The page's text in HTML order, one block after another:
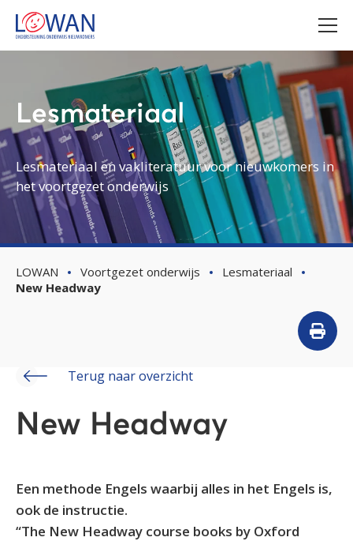
Lesmateriaal
Lesmateriaal en vakliteratuur voor nieuwkomers in
het voortgezet onderwijs
LOWAN Voortgezet onderwijs
Lesmateriaal
New Headway
Terug naar overzicht
New Headway
Een methode Engels waarbij alles in het Engels is,
ook de instructie.
“The New Headway course books by Oxford